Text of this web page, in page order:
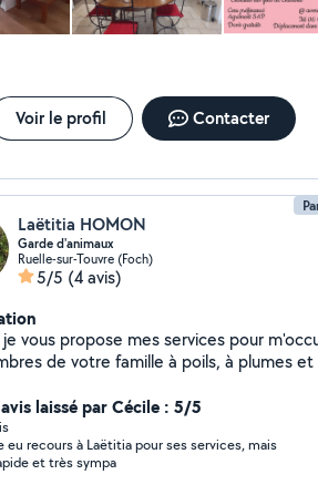
Voir le profil Contacter
Laëtitia HOMON
Garde d'animaux
Ruelle-sur-Touvre (Foch)
5/5 (4 avis)
je vous propose mes services pour
de votre famille à poils, à plumes et
litière et
chien, jeux, câlins,... : mes voisins me
depuis longtemps ! Vous serez tenus
de chacun de mes passages à votre
laissé par Cécile : 5/5
eu recours à Laëtitia pour ses services, mais
et très sympa